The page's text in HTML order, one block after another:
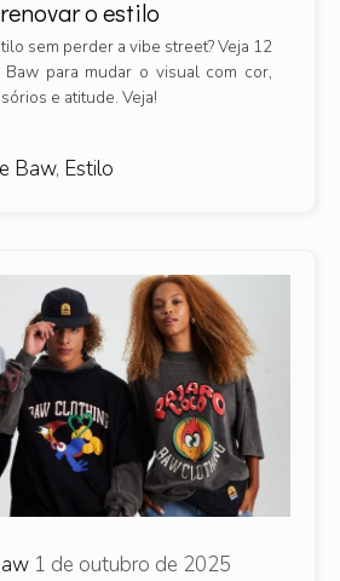
o estilo
sem perder a vibe street? Veja 12
Baw para mudar o visual com cor,
e atitude. Veja!
Baw, Estilo
1 de outubro de 2025